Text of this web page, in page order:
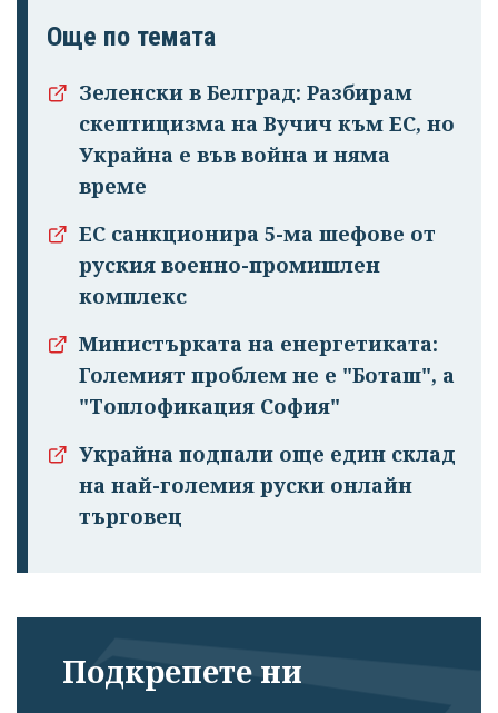
Още по темата
Зеленски в Белград: Разбирам
скептицизма на Вучич към ЕС, но
Украйна е във война и няма
време
ЕС санкционира 5-ма шефове от
руския военно-промишлен
комплекс
Министърката на енергетиката:
Големият проблем не е "Боташ", а
"Топлофикация София"
Украйна подпали още един склад
на най-големия руски онлайн
търговец
Подкрепете ни